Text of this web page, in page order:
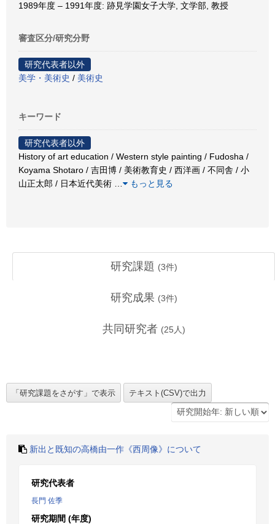
1989年度 – 1991年度: 跡見学園女子大学, 文学部, 教授
審査区分/研究分野
研究代表者以外
美学・美術史 / 美術史
キーワード
研究代表者以外
History of art education / Western style painting / Fudosha /
Koyama Shotaro / 吉田博 / 美術教育史 / 西洋画 / 不同舎 / 小
山正太郎 / 日本近代美術
もっと見る
研究課題 (3件)
研究成果 (3件)
共同研究者 (25 人)
新出と既知の高橋由一作《西周像》について
研究代表者
長門 佐季
研究期間 (年度)